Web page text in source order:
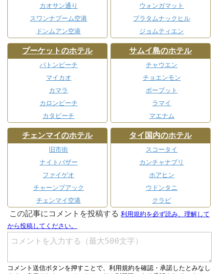
カオサン通り
スワンナプーム空港
ドンムアン空港
ウォンガマット
プラタムナックヒル
ジョムティエン
プーケットのホテル
パトンビーチ
マイカオ
カマラ
カロンビーチ
カタビーチ
サムイ島のホテル
チャウエン
チョエンモン
ボープット
ラマイ
マエナム
チェンマイのホテル
旧市街
ナイトバザー
ファイゲオ
チャーンプアック
チェンマイ空港
タイ国内のホテル
スコータイ
カンチャナブリ
ホアヒン
ウドンタニ
クラビ